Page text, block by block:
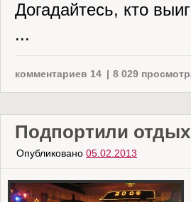
Догадайтесь, кто
...
комментариев 14 | 8 029
Подпортили
Опубликовано 05.02.2013